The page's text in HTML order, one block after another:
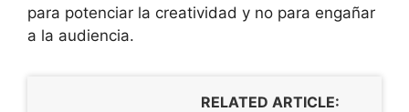
para potenciar la creatividad y no para engañar
a la audiencia.
RELATED ARTICLE: